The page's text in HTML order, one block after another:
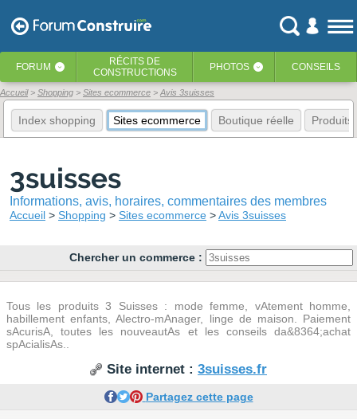
FORUM ‹ RÉCITS DE
CONSTRUCTIONS
PHOTOS ‹ CONSEILS
Accueil Shopping Sites ecommerce Avis 3suisses
Index shopping Sites ecommerce Boutique réelle Produits
3suisses
Informations, avis, horaires, commentaires des membres
Accueil Shopping Sites ecommerce Avis 3suisses
Chercher un commerce :
Tous les produits 3 Suisses : mode femme, vAtement homme,
habillement enfants, Alectro-mAnager, linge de maison. Paiement
sAcurisA, toutes les nouveautAs et les conseils da&8364;achat
spAcialisAs..
Site internet : 3suisses.fr
Partagez cette page